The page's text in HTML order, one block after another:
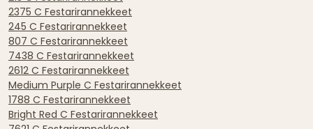
2375 C Festarirannekkeet
245 C Festarirannekkeet
807 C Festarirannekkeet
7438 C Festarirannekkeet
2612 C Festarirannekkeet
Medium Purple C Festarirannekkeet
1788 C Festarirannekkeet
Bright Red C Festarirannekkeet